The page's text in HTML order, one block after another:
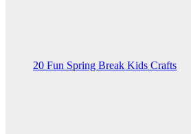
20 Fun Spring Break Kids Crafts